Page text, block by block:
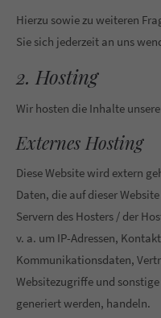
Hierzu sowie zu weiteren
Sie sich jederzeit an uns
2. Hosting
Wir hosten die Inhalte
Externes Hosting
Diese Website wird extern
Daten, die auf dieser
Servern des Hosters / der
v. a. um IP-Adressen,
Kommunikationsdaten,
Websitezugriffe und
generiert werden, handeln.